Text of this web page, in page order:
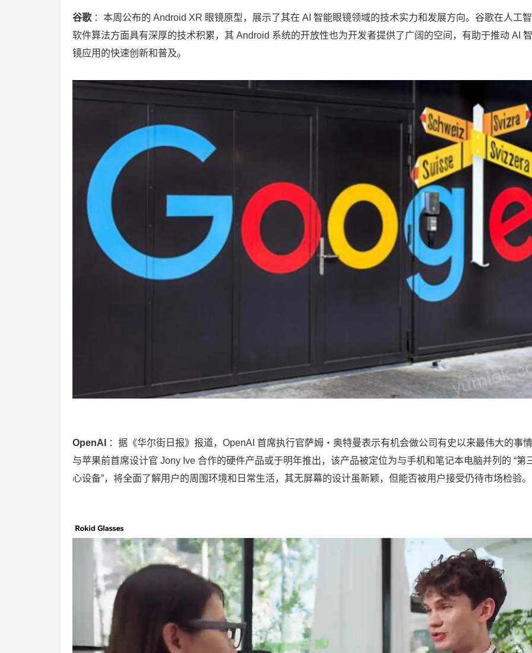
谷歌 ：本周公布的 Android XR 眼镜原型，展示了其在 AI 智能眼镜领域的技术实力和发展方向。谷歌在人工
软件算法方面具有深厚的技术积累，其 Android 系统的开放性也为开发者提供了广阔的空间，有助于推动 AI
镜应用的快速创新和普及。
OpenAI
：据《华尔街日报》报道，OpenAI 首席执行官萨姆・奥特曼表示有机会做公司有史以来最伟大的事
与苹果前首席设计官 Jony Ive 合作的硬件产品或于明年推出，该产品被定位为与手机和笔记本电脑并列的 “第
心设备”，将全面了解用户的周围环境和日常生活，其无屏幕的设计虽新颖，但能否被用户接受仍待市场检验。